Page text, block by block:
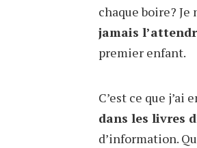
chaque boire? Je
jamais
premier enfant.
C’est ce que j’ai
dans les livres
d’information.